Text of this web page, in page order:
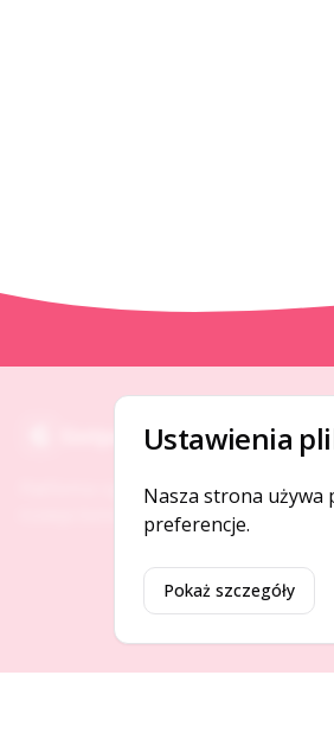
Gotpage
Platforma ogłoszeń i firm, która łączy
rozwija biznes w Twojej okolicy.
Ustawienia
Nasza strona używa
preferencje.
Pokaż szczegóły